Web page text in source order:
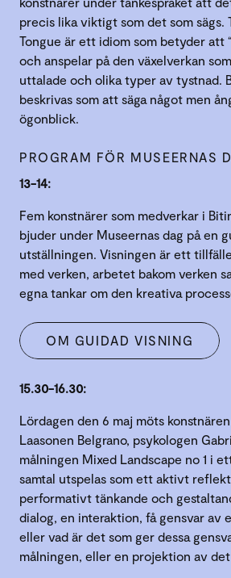
precis lika viktigt som det som
Tongue är ett idiom som betyder att
och anspelar på den växelverkan
uttalade och olika typer av tystnad.
beskrivas som att säga något men
ögonblick.
PROGRAM FÖR MUSEERNAS
13-14:
Fem konstnärer som medverkar i
bjuder under Museernas dag på en
utställningen. Visningen är ett
med verken, arbetet bakom verken
egna tankar om den kreativa
OM GUIDAD VISNING
15.30-16.30:
Lördagen den 6 maj möts
Laasonen Belgrano, psykologen
målningen Mixed Landscape no 1 i
samtal utspelas som ett aktivt
performativt tänkande och
dialog, en interaktion, få gensvar av
eller vad är det som ger dessa
målningen, eller en projektion av